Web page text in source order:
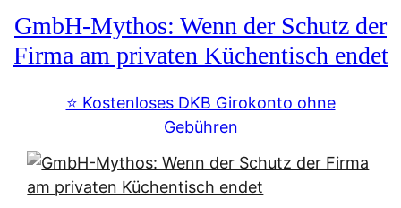
W
e
r
s
i
c
e
u
d
n
w
t
e
u
e
r
k
GmbH-Mythos: Wenn der Schutz der
Firma am privaten Küchentisch endet
⭐️ Kostenloses DKB Girokonto ohne
Gebühren